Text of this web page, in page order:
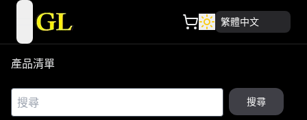
open navigation menu 繁體中文
產品清單
搜尋